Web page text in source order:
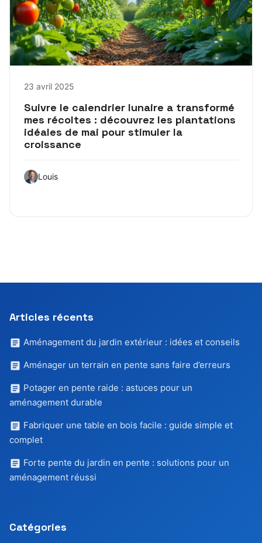
23 avril 2025
Suivre le calendrier lunaire a transformé
mes récoltes : découvrez les plantations
idéales de mai pour stimuler la
croissance
Louis
Articles récents
Aménagement du jardin extérieur : idées et conseils
Aménager un terrain en pente sans faire d’erreurs
Potager en pente raide : astuces pour un
aménagement durable
Fabriquer une table en bois facile : guide simple et
complet
Forte pente du jardin en pente : solutions pour un
aménagement réussi
Catégories